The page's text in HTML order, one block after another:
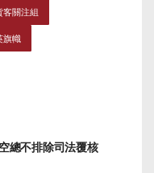
客關注組
旗幟
總不排除司法覆核